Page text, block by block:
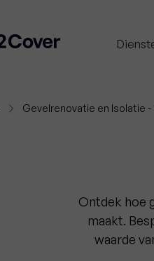
Gevelrenovatie en Isolatie
Ontdek hoe
maakt.
waarde